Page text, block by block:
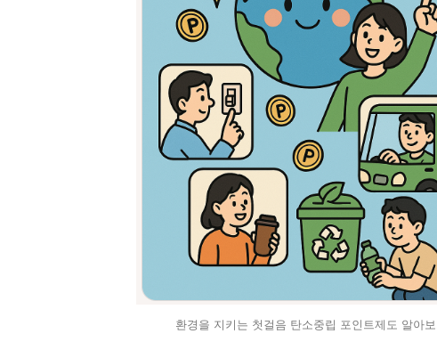
환경을 지키는 첫걸음 탄소중립 포인트제도 알아보